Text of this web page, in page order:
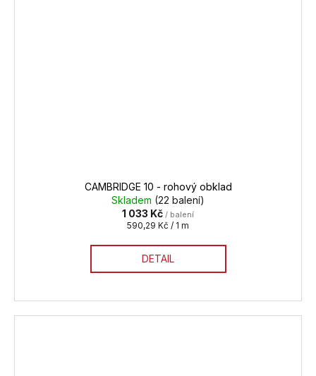
CAMBRIDGE 10 - rohový obklad
Skladem (22 balení)
1 033 Kč / balení
Měrná
590,29 Kč / 1 m
DETAIL